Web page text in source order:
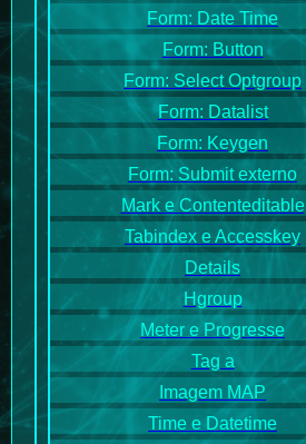
Form: Date Time
Form: Button
Form: Select Optgroup
Form: Datalist
Form: Keygen
Form: Submit externo
Mark e Contenteditable
Tabindex e Accesskey
Details
Hgroup
Meter e Progresse
Tag a
Imagem MAP
Time e Datetime